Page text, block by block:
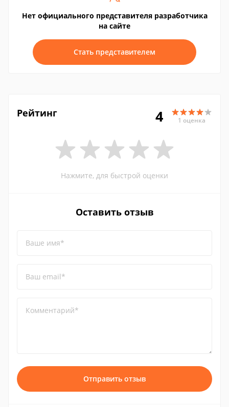
Нет официального представителя разработчика
на сайте
Стать представителем
Рейтинг 4 1 оценка
Нажмите, для быстрой оценки
Оставить отзыв
Ваше имя*
Ваш email*
Комментарий*
Отправить отзыв